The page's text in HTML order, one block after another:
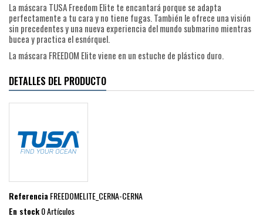
La máscara TUSA Freedom Elite te encantará porque se adapta
perfectamente a tu cara y no tiene fugas. También le ofrece una visión
sin precedentes y una nueva experiencia del mundo submarino mientras
bucea y practica el esnórquel.
La máscara FREEDOM Elite viene en un estuche de plástico duro.
DETALLES DEL PRODUCTO
ReferenciaFREEDOMELITE_CERNA-CERNA
En stock0 Artículos